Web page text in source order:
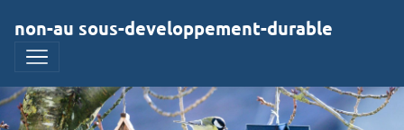
non-au sous-developpement-durable